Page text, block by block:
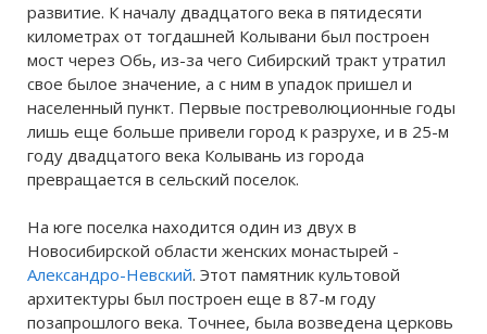
развитие. К началу двадцатого века в пятидесяти
километрах от тогдашней Колывани был построен
мост через Обь, из-за чего Сибирский тракт утратил
свое былое значение, а с ним в упадок пришел и
населенный пункт. Первые постреволюционные годы
лишь еще больше привели город к разрухе, и в 25-м
году двадцатого века Колывань из города
превращается в сельский поселок.
На юге поселка находится один из двух в
Новосибирской области женских монастырей -
Александро-Невский. Этот памятник культовой
архитектуры был построен еще в 87-м году
позапрошлого века. Точнее, была возведена церковь